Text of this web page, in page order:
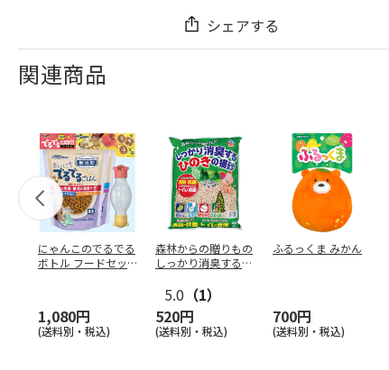
シェアする
関連商品
にゃんこのでるでる
ボトル フードセッ
1,080円
(送料別・税込)
森林からの贈りもの
しっかり消臭するひ
5.0 （1）
520円
(送料別・税込)
ふるっくま みかん
700円
(送料別・税込)